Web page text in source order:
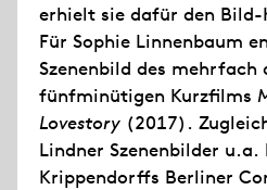
erhielt sie dafür den Bild-
Für Sophie Linnenbaum
Szenenbild des mehrfach
fünfminütigen Kurzfilms
Lovestory (2017).
Lindner Szenenbilder u.a.
Krippendorffs Berliner